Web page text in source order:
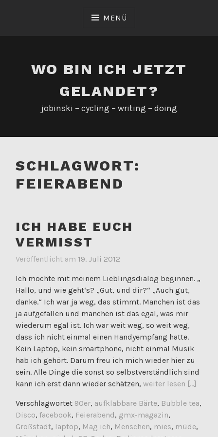
MENÜ
WO BIN ICH JETZT
GELANDET?
jobinski – cycling – writing – doing
SCHLAGWORT:
FEIERABEND
ICH HABE EUCH
VERMISST
Veröffentlicht am 19. Juli 2012
Ich möchte mit meinem Lieblingsdialog beginnen. „
Hallo, und wie geht‘s? „Gut, und dir?“ „Auch gut,
danke.“ Ich war ja weg, das stimmt. Manchen ist das
ja aufgefallen und manchen ist das egal, was mir
wiederum egal ist. Ich war weit weg, so weit weg,
dass ich nicht einmal einen Handyempfang hatte.
Kein Laptop, kein smartphone, nicht einmal Musik
hab ich gehört. Darum freu ich mich wieder hier zu
sein. Alle Dinge die sonst so selbstverständlich sind
kann ich erst dann wieder schätzen, weiter lesen [...]
Verschlagwortet 90er, aufklabbare Bärte, Bubble tea,
Disco, facebook, Feierabend, gmx-magazin,
Großstadt, laptop, Mag ich, Menschen, mies, müde,